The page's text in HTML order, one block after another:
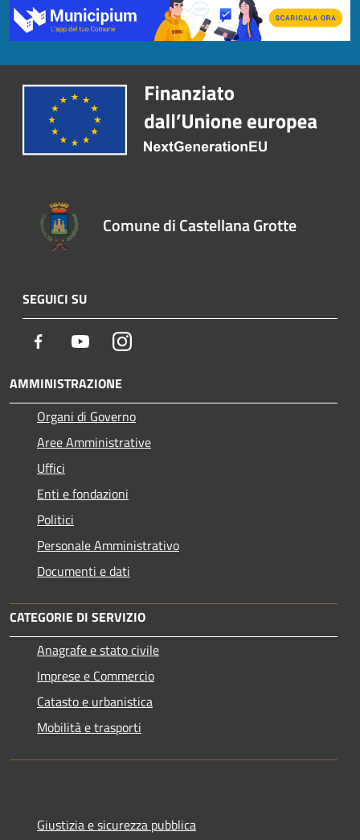
Comune di Castellana Grotte
SEGUICI SU
Facebook YoutubeInstagram
AMMINISTRAZIONE
Organi di Governo
Aree Amministrative
Uffici
Enti e fondazioni
Politici
Personale Amministrativo
Documenti e dati
CATEGORIE DI SERVIZIO
Anagrafe e stato civile
Imprese e Commercio
Catasto e urbanistica
Mobilità e trasporti
Giustizia e sicurezza pubblica